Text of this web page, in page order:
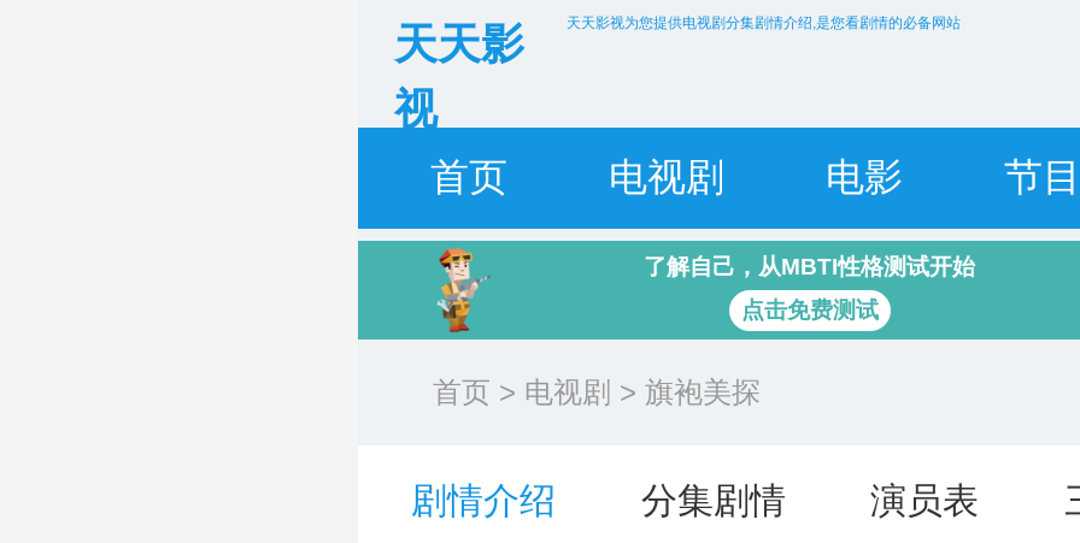
天天影
视
天天影视为您提供电视剧分集剧情介绍,是您看剧情的必备网站
首页 电视剧 电影 节
了解自己，从MBTI性格测试开始
点击免费测试
首页 > 电视剧 > 旗袍美探
剧情介绍 分集剧情 演员表